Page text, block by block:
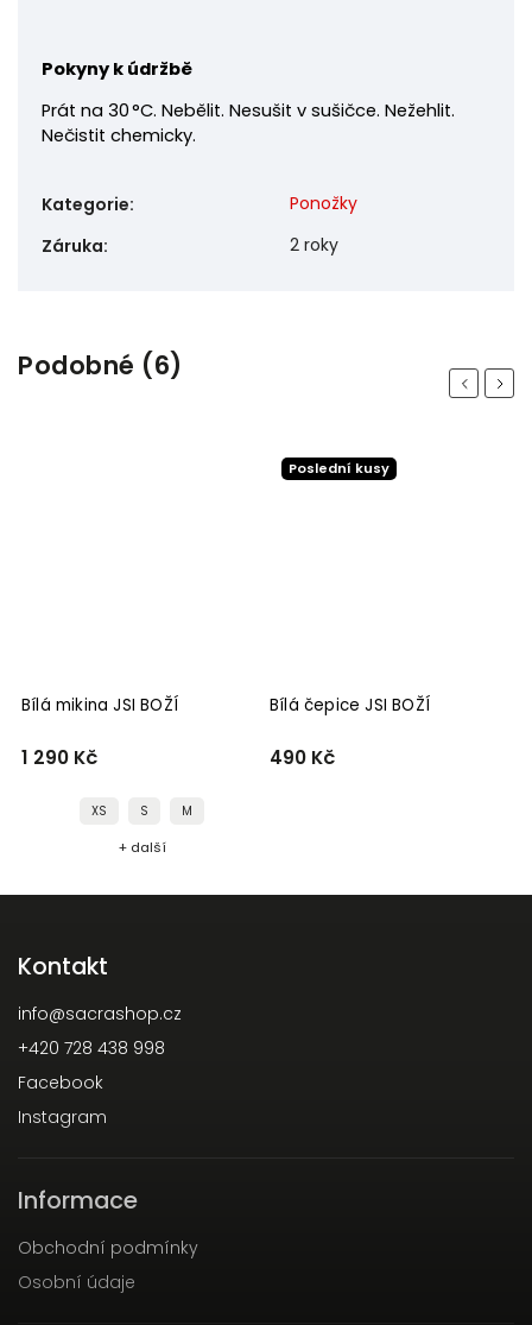
Pokyny k údržbě
Prát na 30 °C. Nebělit. Nesušit v sušičce. Nežehlit.
Nečistit chemicky.
Kategorie:
Ponožky
Záruka: 2 roky
Podobné (6) Previous
Bílá mikina JSI BOŽÍ
1 290 Kč
XS S M
+ další
Poslední kusy
Bílá čepice JSI BOŽÍ
490 Kč
Next
Kontakt
info@sacrashop.cz
+420 728 438 998
Facebook
Instagram
Informace
Obchodní podmínky
Osobní údaje